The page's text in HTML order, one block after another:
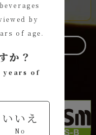
by
of age.
か？
years of
いいえ
No